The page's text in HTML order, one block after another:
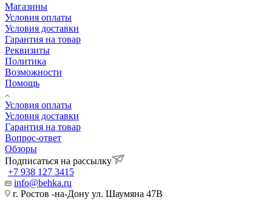
Магазины
Условия оплаты
Условия доставки
Гарантия на товар
Реквизиты
Политика
Возможности
Помощь
Условия оплаты
Условия доставки
Гарантия на товар
Вопрос-ответ
Обзоры
Подписаться на рассылку
+7 938 127 3415
info@behka.ru
г. Ростов -на-Дону ул. Шаумяна 47В